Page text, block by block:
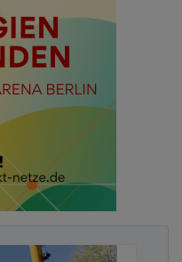
Zudem gibt es zwei
auf Dächern von
Newsletter mit
Ausgabe der